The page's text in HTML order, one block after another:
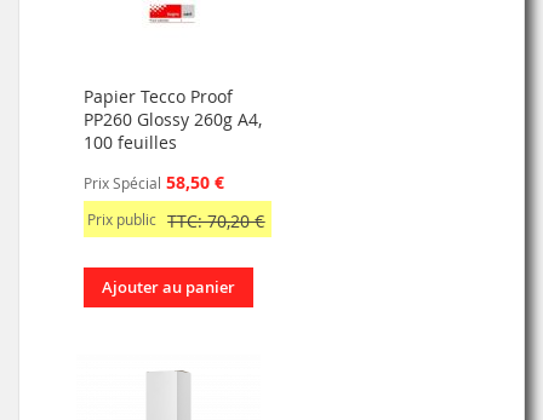
Papier Tecco Proof
PP260 Glossy 260g A4,
100 feuilles
Prix Spécial 58,50 €
Prix public TTC: 70,20 €
Ajouter au panier